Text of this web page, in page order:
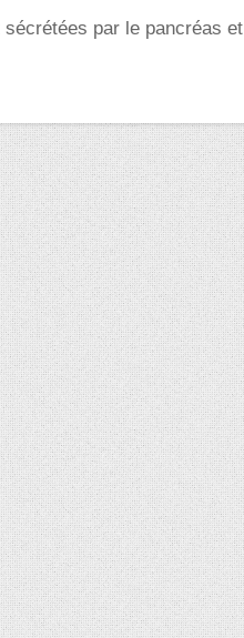
par le pancréas et